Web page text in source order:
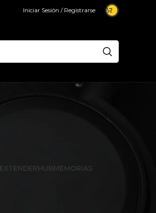
Iniciar Sesión / Registrarse
EXTENDERHUBMEMORIAS